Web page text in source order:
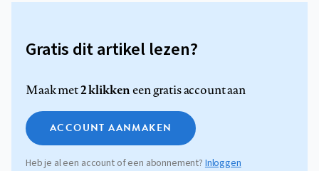
Gratis dit artikel lezen?
Maak met2 klikkeneen gratis account aan
ACCOUNT AANMAKEN
Heb je al een account of een abonnement? Inloggen